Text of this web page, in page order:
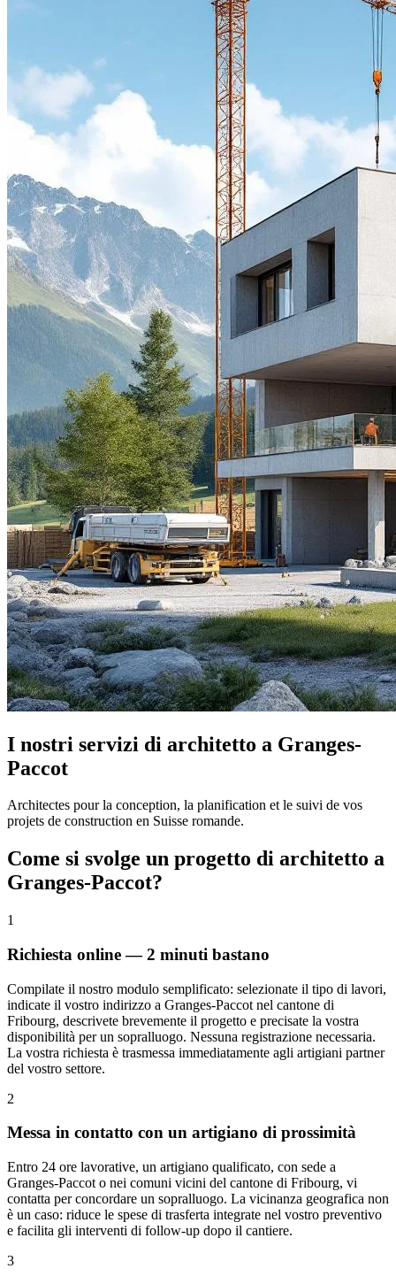
I nostri servizi di architetto a Granges-
Paccot
Architectes pour la conception, la planification et le suivi de vos
projets de construction en Suisse romande.
Come si svolge un progetto di architetto a
Granges-Paccot?
1
Richiesta online — 2 minuti bastano
Compilate il nostro modulo semplificato: selezionate il tipo di lavori,
indicate il vostro indirizzo a Granges-Paccot nel cantone di
Fribourg, descrivete brevemente il progetto e precisate la vostra
disponibilità per un sopralluogo. Nessuna registrazione necessaria.
La vostra richiesta è trasmessa immediatamente agli artigiani partner
del vostro settore.
2
Messa in contatto con un artigiano di prossimità
Entro 24 ore lavorative, un artigiano qualificato, con sede a
Granges-Paccot o nei comuni vicini del cantone di Fribourg, vi
contatta per concordare un sopralluogo. La vicinanza geografica non
è un caso: riduce le spese di trasferta integrate nel vostro preventivo
e facilita gli interventi di follow-up dopo il cantiere.
3